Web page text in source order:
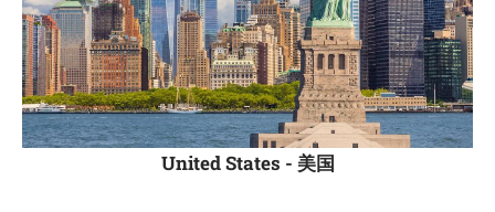
United States - 美国